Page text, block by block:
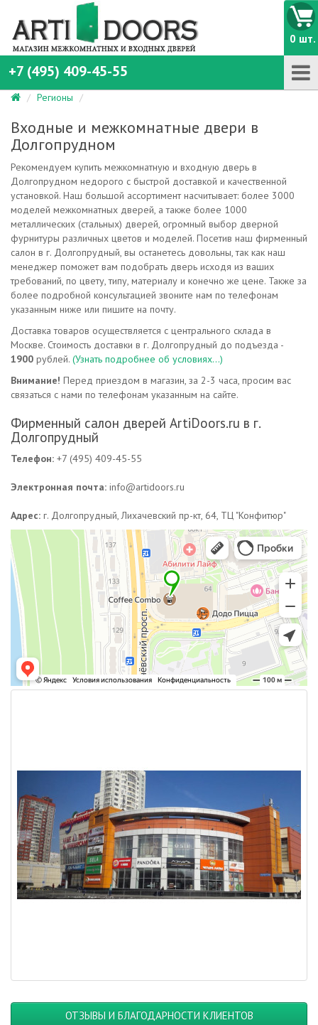
+7 (495) 409-45-55
0 шт.
Регионы
Входные и межкомнатные двери в
Долгопрудном
Рекомендуем купить межкомнатную и входную дверь в
Долгопрудном недорого с быстрой доставкой и качественной
установкой. Наш большой ассортимент насчитывает: более 3000
моделей межкомнатных дверей, а также более 1000
металлических (стальных) дверей, огромный выбор дверной
фурнитуры различных цветов и моделей. Посетив наш фирменный
салон в г. Долгопрудный, вы останетесь довольны, так как наш
менеджер поможет вам подобрать дверь исходя из ваших
требований, по цвету, типу, материалу и конечно же цене. Также за
более подробной консультацией звоните нам по телефонам
указанным ниже или пишите на почту.
Доставка товаров осуществляется с центрального склада в
Москве. Стоимость доставки в г. Долгопрудный до подъезда -
1900 рублей. (Узнать подробнее об условиях...)
Внимание! Перед приездом в магазин, за 2-3 часа, просим вас
связаться с нами по телефонам указанным на сайте.
Фирменный салон дверей ArtiDoors.ru в г.
Долгопрудный
Телефон: +7 (495) 409-45-55
Электронная почта: info@artidoors.ru
Адрес: г. Долгопрудный, Лихачевский пр-кт, 64, ТЦ "Конфитюр"
ОТЗЫВЫ И БЛАГОДАРНОСТИ КЛИЕНТОВ